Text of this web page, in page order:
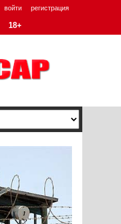
войти регистрация
18+